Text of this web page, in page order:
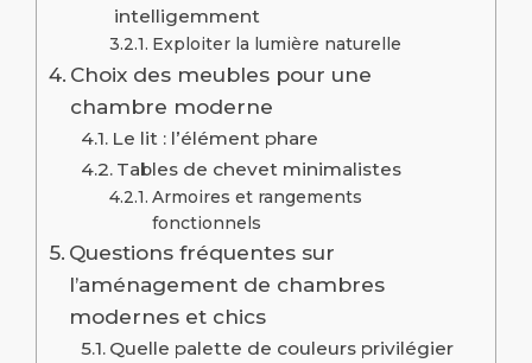
intelligemment
Exploiter la lumière naturelle
Choix des meubles pour une
chambre moderne
Le lit : l’élément phare
Tables de chevet minimalistes
Armoires et rangements
fonctionnels
Questions fréquentes sur
l’aménagement de chambres
modernes et chics
Quelle palette de couleurs privilégier